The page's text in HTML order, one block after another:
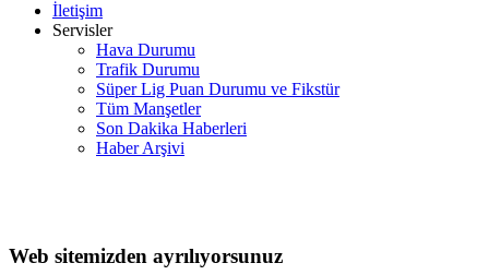
İletişim
Servisler
Hava Durumu
Trafik Durumu
Süper Lig Puan Durumu ve Fikstür
Tüm Manşetler
Son Dakika Haberleri
Haber Arşivi
Web sitemizden ayrılıyorsunuz